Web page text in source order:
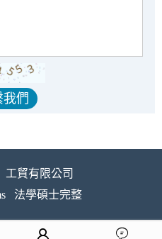
工貿有限公司
法學碩士完整